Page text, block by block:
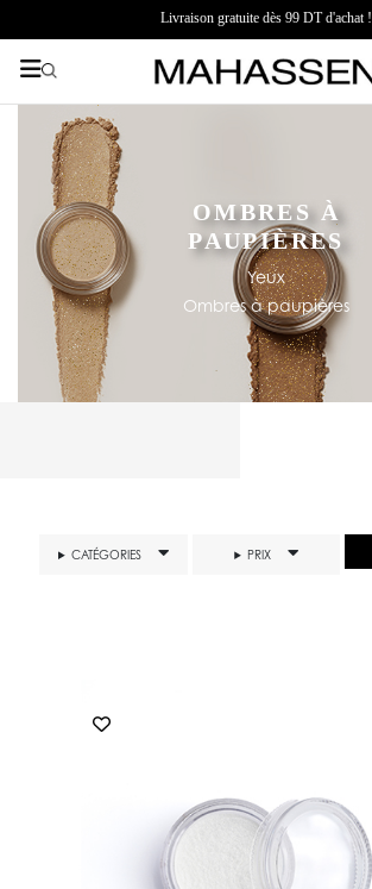
Livraison gratuite dès 99 DT d'achat !
OMBRES À
PAUPIÈRES
Yeux
Ombres à paupières
CATÉGORIES PRIX